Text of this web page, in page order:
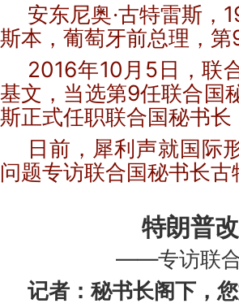
安东尼奥·古特雷斯
斯本，葡萄牙前总理，
2016年10月5日，联
基文，当选第9任联合国
斯正式任职联合国秘书长
日前，犀利声就国际
问题专访联合国秘书长古
特朗普
——专访联合
记者：秘书长阁下，